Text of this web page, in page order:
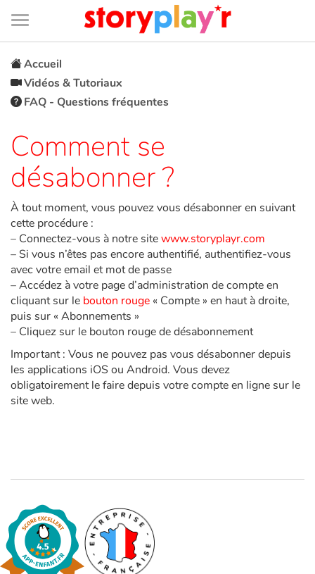
Connexion
Bibliothèque
de
page
Menu
Je me connecte
Tester gratuitement
Bibliothèque
Prix
Accueil
Contes d'ici et d'ailleurs
Fable, mythe, littérature et poésie
Princesses et princes, rois, reines et dragons
Ogres, monstres et sorcières
Voyage, épopée, enquête, aventure
Autour du monde
Accueil
Vidéos & Tutoriaux
FAQ - Questions fréquentes
Comment se
désabonner ?
À tout moment, vous pouvez vous désabonner en suivant
cette procédure :
– Connectez-vous à notre sitewww.storyplayr.com
– Si vous n’êtes pas encore authentifié, authentifiez-vous
avec votre email et mot de passe
– Accédez à votre page d’administration de compte en
cliquant sur le bouton rouge « Compte » en haut à droite,
puis sur « Abonnements »
– Cliquez sur le bouton rouge de désabonnement
Important : Vous ne pouvez pas vous désabonner depuis
les applications iOS ou Android. Vous devez
obligatoirement le faire depuis votre compte en ligne sur le
site web.